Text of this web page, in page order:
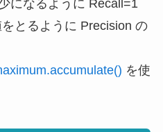
になるように Recall=1
とるように Precision の
を使